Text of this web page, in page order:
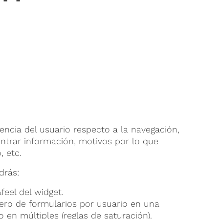
del usuario respecto a la navegación,
información, motivos por lo que
etc.
del widget.
de formularios por usuario en una
en múltiples (reglas de saturación).